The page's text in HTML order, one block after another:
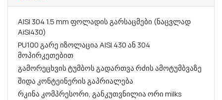
AISI 304 1.5 mm ფოლადის გარსაცმები (ნაცვლად
AiSi430)
PU100 გარე იზოლაცია AISI 430 ან 304
მოპირკეთებით
გამორეცხვის ტუმბოს გადართვა რძის ამოტუმბვაზე
შიდა კონტეინერის გაპრიალება
რკინა კომპრესორი, განკუთვნილია ორი milks